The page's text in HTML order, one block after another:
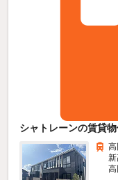
シャトレーンの賃貸